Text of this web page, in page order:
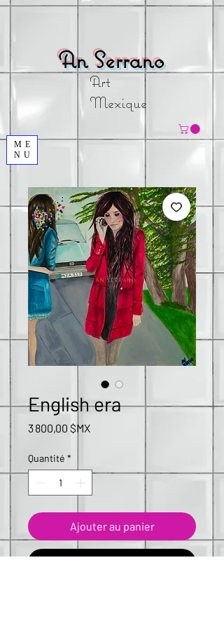
ME
NU
Art
Mexique
AnSerrano
English era
3 800,00 $MXPrix
Quantité *
Ajouter au panier